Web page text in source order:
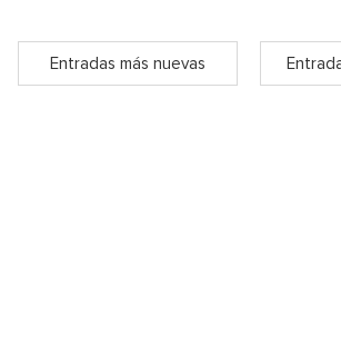
Entradas más nuevas